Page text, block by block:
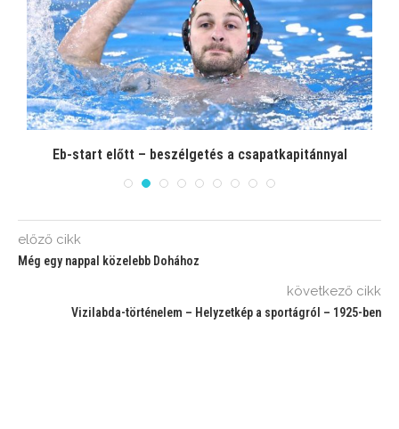
Eb-start előtt – beszélgetés a csapatkapitánnyal
előző cikk
Még egy nappal közelebb Dohához
következő cikk
Vizilabda-történelem – Helyzetkép a sportágról – 1925-ben